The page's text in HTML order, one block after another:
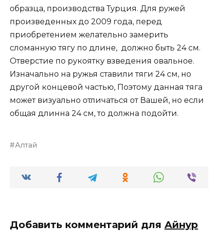
образца, производства Турция. Для ружей
произведенных до 2009 года, перед
приобретением желательно замерить
сломанную тягу по длине, должно быть 24 см.
Отверстие по рукоятку взведения овальное.
Изначально на ружья ставили тяги 24 см, но
другой концевой частью, Поэтому данная тяга
может визуально отличаться от Вашей, но если
общая длинна 24 см, то должна подойти.
Алтай
Добавить комментарий для Айнур